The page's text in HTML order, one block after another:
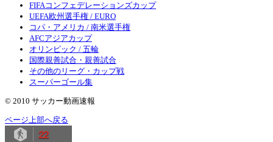
FIFAコンフェデレーションズカップ
UEFA欧州選手権 / EURO
コパ・アメリカ / 南米選手権
AFCアジアカップ
オリンピック / 五輪
国際親善試合・親善試合
その他のリーグ・カップ戦
スーパーゴール集
© 2010 サッカー動画速報
ページ上部へ戻る
22